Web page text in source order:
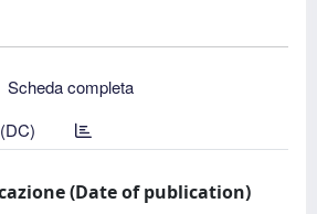
Scheda completa
(Date of publication)